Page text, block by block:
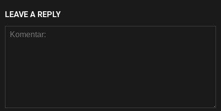
LEAVE A REPLY